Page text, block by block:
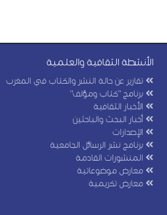
الأنشطة الثقافية والعلمية
تقارير عن حالة النشر والكتاب في المغرب
برنامج "كتاب ومؤلف"
الأخبار الثقافية
أخبار البحث والباحثين
الإصدارات
برنامج نشر الرسائل الجامعية
المنشورات القادمة
معارض موضوعاتية
معارض تكريمية